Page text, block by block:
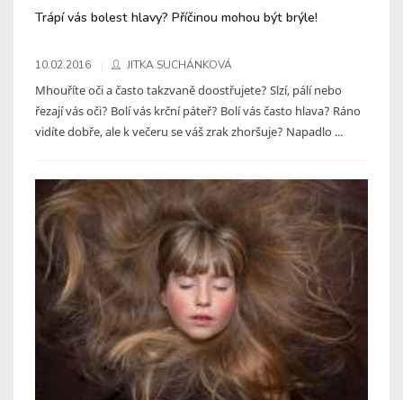
Trápí vás bolest hlavy? Příčinou mohou být brýle!
10.02.2016 JITKA SUCHÁNKOVÁ
Mhouříte oči a často takzvaně doostřujete? Slzí, pálí nebo
řezají vás oči? Bolí vás krční páteř? Bolí vás často hlava? Ráno
vidíte dobře, ale k večeru se váš zrak zhoršuje? Napadlo ...